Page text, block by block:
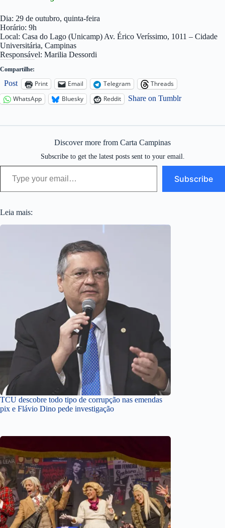
Dia: 29 de outubro, quinta-feira
Horário: 9h
Local: Casa do Lago (Unicamp) Av. Érico Veríssimo, 1011 – Cidade
Universitária, Campinas
Responsável: Marilia Dessordi
Compartilhe:
Post Print Email Telegram
Threads
WhatsApp
Bluesky Reddit Share on Tumblr
Discover more from Carta Campinas
Subscribe to get the latest posts sent to your email.
Type your email…
Subscribe
Leia mais:
TCU descobre todo tipo de corrupção nas emendas
pix e Flávio Dino pede investigação